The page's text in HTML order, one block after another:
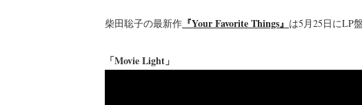
柴田聡子の最新作 『Your Favorite Things』 は5月25日にLP
「Movie Light」